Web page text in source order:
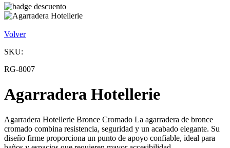
Volver
SKU:
RG-8007
Agarradera Hotellerie
Agarradera Hotellerie Bronce Cromado La agarradera de bronce
cromado combina resistencia, seguridad y un acabado elegante. Su
diseño firme proporciona un punto de apoyo confiable, ideal para